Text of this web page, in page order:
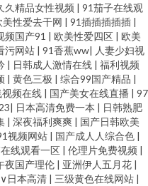
久精品女性视频 | 91茄子在线观
美性爱去干网 | 91插插插插插 |
频国产91 | 欧美性爱四区 | 欧美
污网站 | 91香蕉ww| 人妻少妇视
| 日韩成人激情在线 | 福利视频
| 黄色三极 | 综合99国产精品 |
视频在线 | 国产美女在线直播 | 97
| 日本高清免费一本 | 日韩熟肥
| 深夜福利爽爽 | 国产日韩欧美
视频网站 | 国产成人人综合色 |
线观看一区 | 伦理片免费视频 |
夜国产理伦 | 亚洲伊人五月花 |
日本高清 | 三级黄色在线网站 |